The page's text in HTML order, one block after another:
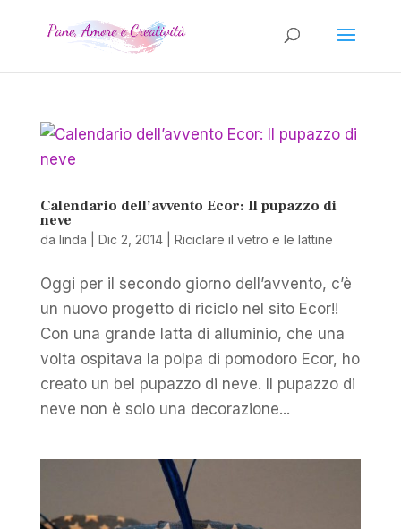
Calendario dell’avvento Ecor: Il pupazzo di
neve
da linda Dic 2, 2014| Riciclare il vetro e le lattine
Oggi per il secondo giorno dell’avvento, c’è
un nuovo progetto di riciclo nel sito Ecor!!
Con una grande latta di alluminio, che una
volta ospitava la polpa di pomodoro Ecor, ho
creato un bel pupazzo di neve. Il pupazzo di
neve non è solo una decorazione...